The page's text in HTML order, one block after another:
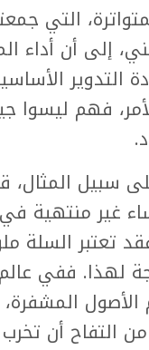
التي
إلى أن أداء
التدوير
فهم ليسوا
سبيل المثال،
غير منتهية
تعتبر السلة
لهذا. ففي عالم
الأصول
التفاح أن